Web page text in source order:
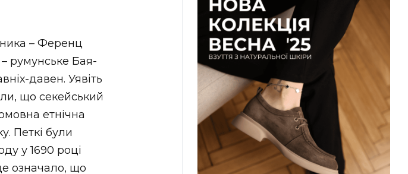
– Ференц
румунське Бая-
давен. Уявіть
що секейський
етнічна
Петкі були
у 1690 році
означало, що